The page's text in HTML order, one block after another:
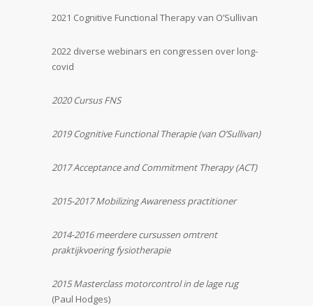
2021 Cognitive Functional Therapy van O’Sullivan
2022 diverse webinars en congressen over long-
covid
2020 Cursus FNS
2019 Cognitive Functional Therapie (van O’Sullivan)
2017 Acceptance and Commitment Therapy (ACT)
2015-2017 Mobilizing Awareness practitioner
2014-2016 meerdere cursussen omtrent
praktijkvoering fysiotherapie
2015 Masterclass motorcontrol in de lage rug
(Paul Hodges)